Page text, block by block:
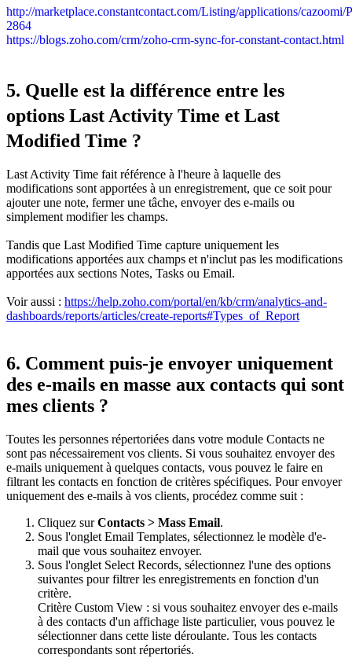
http://marketplace.constantcontact.com/Listing/applications/cazoomi/
2864
https://blogs.zoho.com/crm/zoho-crm-sync-for-constant-contact.html
5. Quelle est la différence entre les
options Last Activity Time et Last
Modified Time ?
Last Activity Time fait référence à l'heure à laquelle des
modifications sont apportées à un enregistrement, que ce soit pour
ajouter une note, fermer une tâche, envoyer des e-mails ou
simplement modifier les champs.
Tandis que Last Modified Time capture uniquement les
modifications apportées aux champs et n'inclut pas les modifications
apportées aux sections Notes, Tasks ou Email.
Voir aussi : https://help.zoho.com/portal/en/kb/crm/analytics-and-
dashboards/reports/articles/create-reports#Types_of_Report
6. Comment puis-je envoyer uniquement
des e-mails en masse aux contacts qui sont
mes clients ?
Toutes les personnes répertoriées dans votre module Contacts ne
sont pas nécessairement vos clients. Si vous souhaitez envoyer des
e-mails uniquement à quelques contacts, vous pouvez le faire en
filtrant les contacts en fonction de critères spécifiques. Pour envoyer
uniquement des e-mails à vos clients, procédez comme suit :
Cliquez surContacts > Mass Email.
Sous l'onglet Email Templates, sélectionnez le modèle d'e-
mail que vous souhaitez envoyer.
Sous l'onglet Select Records, sélectionnez l'une des options
suivantes pour filtrer les enregistrements en fonction d'un
critère.
Critère Custom View : si vous souhaitez envoyer des e-mails
à des contacts d'un affichage liste particulier, vous pouvez le
sélectionner dans cette liste déroulante. Tous les contacts
correspondants sont répertoriés.